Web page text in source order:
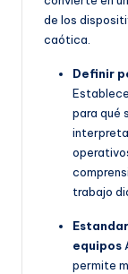
de los
caótica.
Definir
para qué
trabajo
equipos
permite